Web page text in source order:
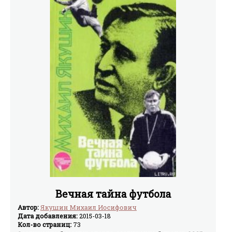
Вечная тайна футбола
Автор: Якушин Михаил Иосифович
Дата добавления:2015-03-18
Кол-во страниц: 73